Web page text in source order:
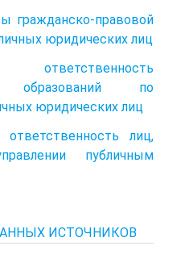
гражданско-правовой
юридических лиц
ответственность
образований по
юридических лиц
ответственность лиц,
публичным
ИСТОЧНИКОВ